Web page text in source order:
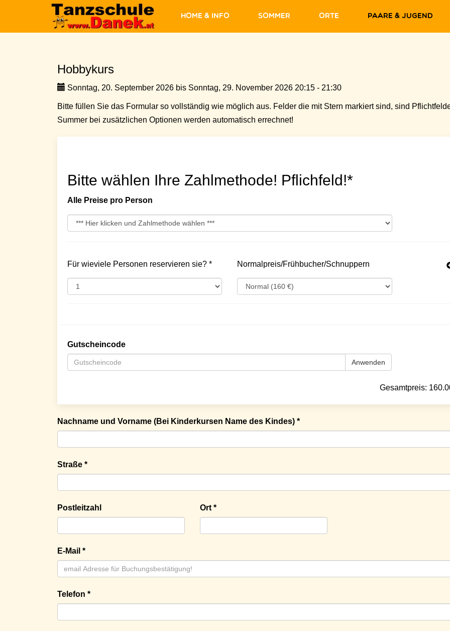
Home & Info Sommer Orte Paare & Jugend
Hobbykurs
Sonntag, 20. September 2026 bis Sonntag, 29. November 2026 20:15 - 21:30
Bitte füllen Sie das Formular so vollständig wie möglich aus. Felder die mit Stern markiert sind, sind
Summer bei zusätzlichen Optionen werden automatisch errechnet!
Bitte wählen Ihre Zahlmethode! Pflichfeld!*
Alle Preise pro Person
Für wieviele Personen reservieren sie? * Normalpreis/Frühbucher/Schnuppern
Gutscheincode
Anwenden
Gesamtpreis:
Nachname und Vorname (Bei Kinderkursen Name des Kindes) *
Straße *
Postleitzahl Ort *
E-Mail *
Telefon *